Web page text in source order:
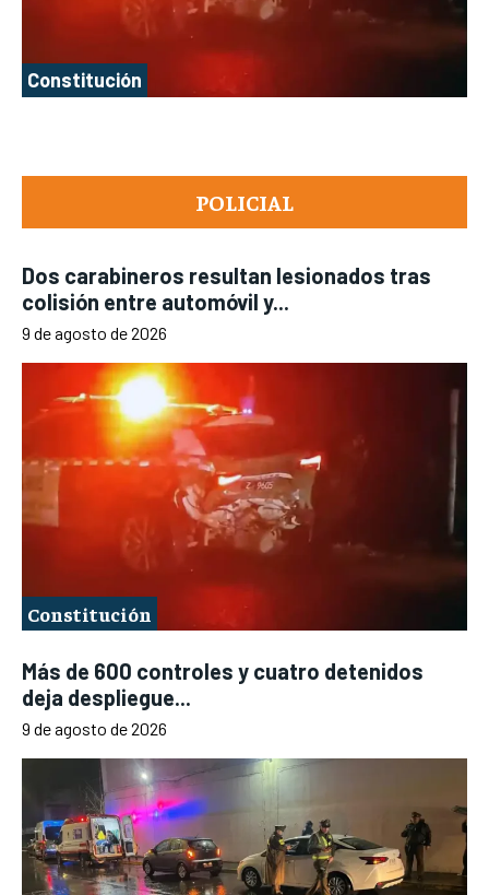
POLICIAL
Dos carabineros resultan lesionados tras
colisión entre automóvil y...
9 de agosto de 2026
Constitución
Más de 600 controles y cuatro detenidos
deja despliegue...
9 de agosto de 2026
Constitución